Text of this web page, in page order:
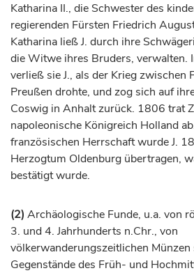
Katharina II., die Schwester des
regierenden Fürsten Friedrich
Katharina ließ J. durch ihre
die Witwe ihres Bruders, verwalten.
verließ sie J., als der Krieg zwischen
Preußen drohte, und zog sich auf
Coswig in Anhalt zurück. 1806 trat
napoleonische Königreich Holland
französischen Herrschaft wurde J.
Herzogtum Oldenburg übertragen,
bestätigt wurde.
(2) Archäologische Funde, u.a. von
3. und 4. Jahrhunderts n.Chr., von
völkerwanderungszeitlichen
Gegenstände des Früh- und